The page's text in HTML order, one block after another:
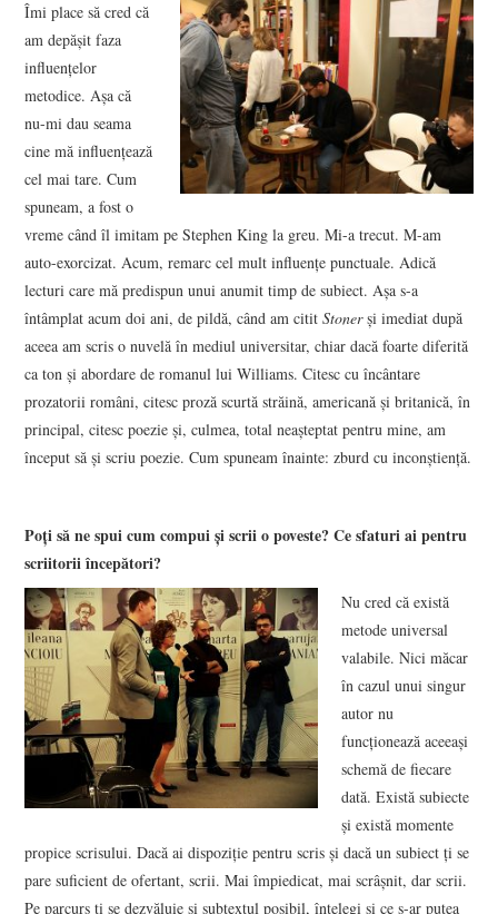
Îmi place să cred că
am depășit faza
influențelor
metodice. Așa că
nu-mi dau seama
cine mă influențează
cel mai tare. Cum
spuneam, a fost o
vreme când îl imitam pe Stephen King la greu. Mi-a trecut. M-am
auto-exorcizat. Acum, remarc cel mult influențe punctuale. Adică
lecturi care mă predispun unui anumit timp de subiect. Așa s-a
întâmplat acum doi ani, de pildă, când am cititStonerși imediat după
aceea am scris o nuvelă în mediul universitar, chiar dacă foarte diferită
ca ton și abordare de romanul lui Williams. Citesc cu încântare
prozatorii români, citesc proză scurtă străină, americană și britanică, în
principal, citesc poezie și, culmea, total neașteptat pentru mine, am
început să și scriu poezie. Cum spuneam înainte: zburd cu inconștiență.
Poți să ne spui cum compui și scrii o poveste? Ce sfaturi ai pentru
scriitorii începători?
Nu cred că există
metode universal
valabile. Nici măcar
în cazul unui singur
autor nu
funcționează aceeași
schemă de fiecare
dată. Există subiecte
și există momente
propice scrisului. Dacă ai dispoziție pentru scris și dacă un subiect ți se
pare suficient de ofertant, scrii. Mai împiedicat, mai scrâșnit, dar scrii.
Pe parcurs ți se dezvăluie și subtextul posibil, înțelegi și ce s-ar putea